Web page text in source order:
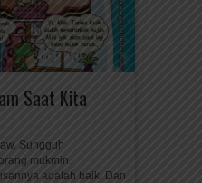
Saat Kita
Sungguh
mukmin.
adalah baik. Dan